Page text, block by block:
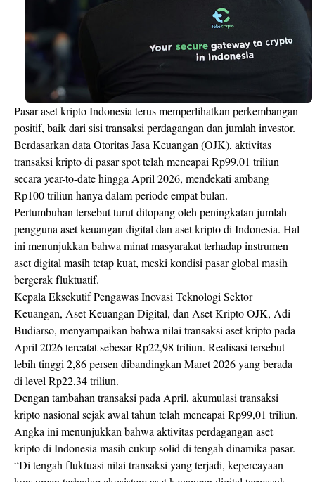
Pasar aset kripto Indonesia terus memperlihatkan perkembangan
positif, baik dari sisi transaksi perdagangan dan jumlah investor.
Berdasarkan data Otoritas Jasa Keuangan (OJK), aktivitas
transaksi kripto di pasar spot telah mencapai Rp99,01 triliun
secara year-to-date hingga April 2026, mendekati ambang
Rp100 triliun hanya dalam periode empat bulan.
Pertumbuhan tersebut turut ditopang oleh peningkatan jumlah
pengguna aset keuangan digital dan aset kripto di Indonesia. Hal
ini menunjukkan bahwa minat masyarakat terhadap instrumen
aset digital masih tetap kuat, meski kondisi pasar global masih
bergerak fluktuatif.
Kepala Eksekutif Pengawas Inovasi Teknologi Sektor
Keuangan, Aset Keuangan Digital, dan Aset Kripto OJK, Adi
Budiarso, menyampaikan bahwa nilai transaksi aset kripto pada
April 2026 tercatat sebesar Rp22,98 triliun. Realisasi tersebut
lebih tinggi 2,86 persen dibandingkan Maret 2026 yang berada
di level Rp22,34 triliun.
Dengan tambahan transaksi pada April, akumulasi transaksi
kripto nasional sejak awal tahun telah mencapai Rp99,01 triliun.
Angka ini menunjukkan bahwa aktivitas perdagangan aset
kripto di Indonesia masih cukup solid di tengah dinamika pasar.
“Di tengah fluktuasi nilai transaksi yang terjadi, kepercayaan